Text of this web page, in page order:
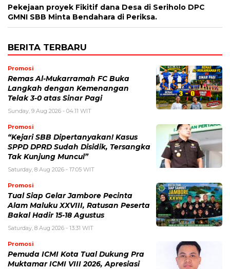
Pekejaan proyek Fikitif dana Desa di Seriholo DPC
GMNI SBB Minta Bendahara di Periksa.
BERITA TERBARU
Promosi
Remas Al-Mukarramah FC Buka
Langkah dengan Kemenangan
Telak 3-0 atas Sinar Pagi
Sunday, 9 Aug 2026 - 04:11 WIT
Promosi
“Kejari SBB Dipertanyakan! Kasus
SPPD DPRD Sudah Disidik, Tersangka
Tak Kunjung Muncul”
Saturday, 8 Aug 2026 - 17:05 WIT
Promosi
Tual Siap Gelar Jambore Pecinta
Alam Maluku XXVIII, Ratusan Peserta
Bakal Hadir 15-18 Agustus
Saturday, 8 Aug 2026 - 13:31 WIT
Promosi
Pemuda ICMI Kota Tual Dukung Pra
Muktamar ICMI VIII 2026, Apresiasi